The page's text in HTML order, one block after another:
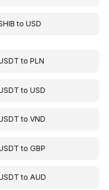
toUSD
toPLN
toUSD
toVND
toGBP
toAUD